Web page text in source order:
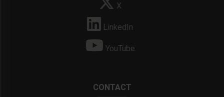
X
LinkedIn
YouTube
CONTACT